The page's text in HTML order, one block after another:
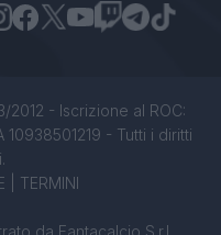
2012 - Iscrizione al ROC:
- Tutti i diritti
TERMINI
da Fantacalcio S.r.l.